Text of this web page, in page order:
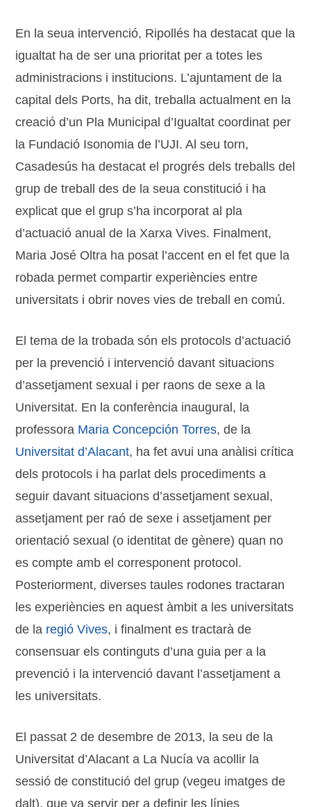
En la seua intervenció, Ripollés ha destacat que la
igualtat ha de ser una prioritat per a totes les
administracions i institucions. L’ajuntament de la
capital dels Ports, ha dit, treballa actualment en la
creació d’un Pla Municipal d’Igualtat coordinat per
la Fundació Isonomia de l’UJI. Al seu torn,
Casadesús ha destacat el progrés dels treballs del
grup de treball des de la seua constitució i ha
explicat que el grup s’ha incorporat al pla
d’actuació anual de la Xarxa Vives. Finalment,
Maria José Oltra ha posat l’accent en el fet que la
robada permet compartir experiències entre
universitats i obrir noves vies de treball en comú.
El tema de la trobada són els protocols d’actuació
per la prevenció i intervenció davant situacions
d’assetjament sexual i per raons de sexe a la
Universitat. En la conferència inaugural, la
professora Maria Concepción Torres, de la
Universitat d’Alacant, ha fet avui una anàlisi crítica
dels protocols i ha parlat dels procediments a
seguir davant situacions d’assetjament sexual,
assetjament per raó de sexe i assetjament per
orientació sexual (o identitat de gènere) quan no
es compte amb el corresponent protocol.
Posteriorment, diverses taules rodones tractaran
les experiències en aquest àmbit a les universitats
de la regió Vives, i finalment es tractarà de
consensuar els continguts d’una guia per a la
prevenció i la intervenció davant l’assetjament a
les universitats.
El passat 2 de desembre de 2013, la seu de la
Universitat d’Alacant a La Nucía va acollir la
sessió de constitució del grup (vegeu imatges de
dalt), que va servir per a definir les línies